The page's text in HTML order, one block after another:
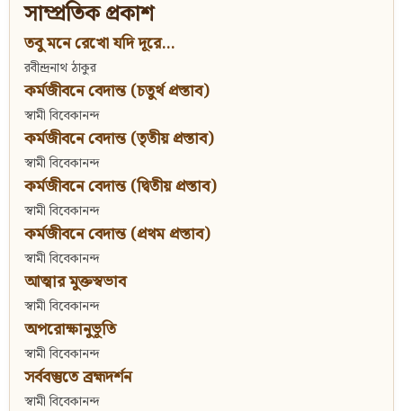
সাম্প্রতিক প্রকাশ
তবু মনে রেখো যদি দূরে...
রবীন্দ্রনাথ ঠাকুর
কর্মজীবনে বেদান্ত (চতুর্থ প্রস্তাব)
স্বামী বিবেকানন্দ
কর্মজীবনে বেদান্ত (তৃতীয় প্রস্তাব)
স্বামী বিবেকানন্দ
কর্মজীবনে বেদান্ত (দ্বিতীয় প্রস্তাব)
স্বামী বিবেকানন্দ
কর্মজীবনে বেদান্ত (প্রথম প্রস্তাব)
স্বামী বিবেকানন্দ
আত্মার মুক্তস্বভাব
স্বামী বিবেকানন্দ
অপরোক্ষানুভূতি
স্বামী বিবেকানন্দ
সর্ববস্তুতে ব্রহ্মদর্শন
স্বামী বিবেকানন্দ